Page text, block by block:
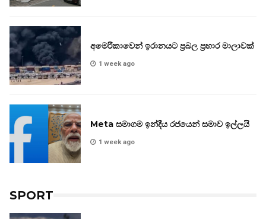
අමෙරිකාවෙන් ඉරානයට ප්‍රබල ප්‍රහාර මාලාවක්
1 week ago
Meta සමාගම ඉන්දීය රජයෙන් සමාව ඉල්ලයි
1 week ago
SPORT